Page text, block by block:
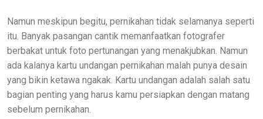
Namun meskipun begitu, pernikahan tidak selamanya seperti
itu. Banyak pasangan cantik memanfaatkan fotografer
berbakat untuk foto pertunangan yang menakjubkan. Namun
ada kalanya kartu undangan pernikahan malah punya desain
yang bikin ketawa ngakak. Kartu undangan adalah salah satu
bagian penting yang harus kamu persiapkan dengan matang
sebelum pernikahan.